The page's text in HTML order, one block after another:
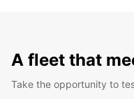
A fleet that
Take the opportunity to